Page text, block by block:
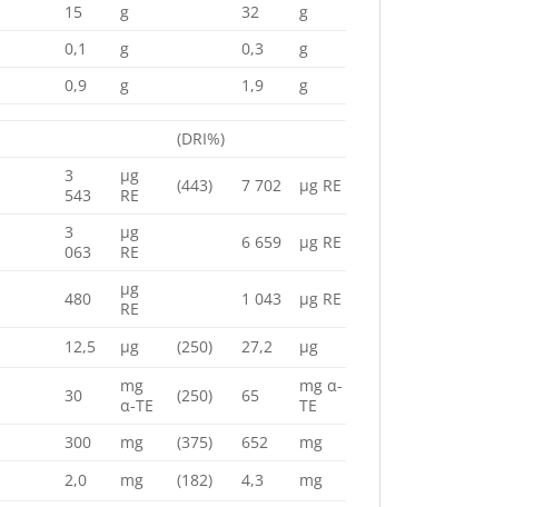
15 g 32
g
0,1 g 0,3
g
0,9 g 1,9 g
(DRI%)
3
543
µg
RE
(443) 7 702 µg RE
3
063
µg
RE
6 659 µg RE
480
µg
RE
1 043 µg RE
12,5 µg (250) 27,2 µg
30
mg
α-TE
(250) 65
mg α-
TE
300 mg (375) 652
mg
2,0 mg (182) 4,3
mg